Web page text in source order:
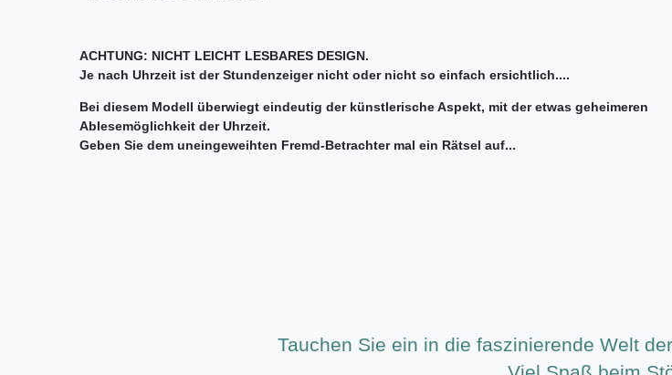
ACHTUNG: NICHT LEICHT LESBARES DESIGN.
Je nach Uhrzeit ist der Stundenzeiger nicht oder nicht so einfach ersichtlich....
Bei diesem Modell überwiegt eindeutig der künstlerische Aspekt, mit der etwas geheimeren
Ablesemöglichkeit der Uhrzeit.
Geben Sie dem uneingeweihten Fremd-Betrachter mal ein Rätsel auf...
Tauchen Sie ein in die faszinierende Welt